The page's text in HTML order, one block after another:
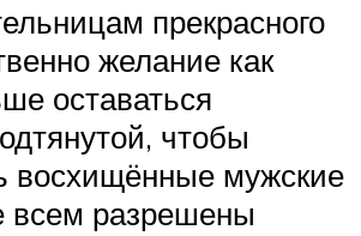
прекрасного
желание как
оставаться
чтобы
восхищённые мужские
всем разрешены